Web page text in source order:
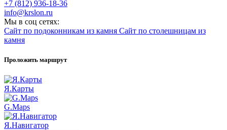
+7 (812) 936-18-36
info@krslon.ru
Мы в соц сетях:
Сайт по подоконникам из камня Сайт по столешницам из
камня
Проложить маршрут
Я.Карты
G.Maps
Я.Навигатор